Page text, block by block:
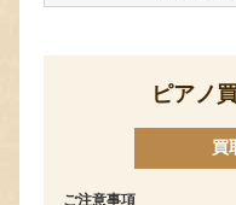
ピアノ
買
ご注意事項